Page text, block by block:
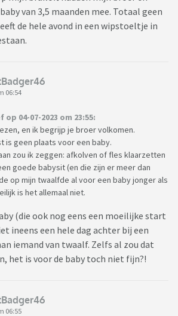
van 3,5 maanden mee. Totaal geen
de hele avond in een wipstoeltje in
06:54
04-07-2023 om 23:55:
en ik begrijp je broer volkomen.
is geen plaats voor een baby.
zou ik zeggen: afkolven of fles klaarzetten
goede babysit (en die zijn er meer dan
op mijn twaalfde al voor een baby jonger als
is het allemaal niet.
(die ook nog eens een moeilijke start
ineens een hele dag achter bij een
iemand van twaalf. Zelfs al zou dat
het is voor de baby toch niet fijn?!
06:55